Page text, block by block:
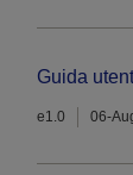
Guida
e1.0 06-